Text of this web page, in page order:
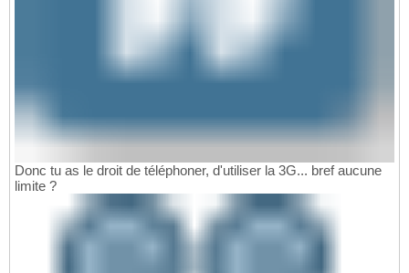
Donc tu as le droit de téléphoner, d'utiliser la 3G... bref aucune
limite ?